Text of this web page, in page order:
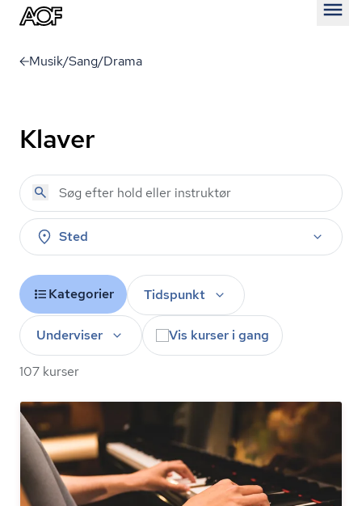
Musik/Sang/Drama
Klaver
Sted
Kategorier Tidspunkt
Underviser Vis kurser i gang
107 kurser